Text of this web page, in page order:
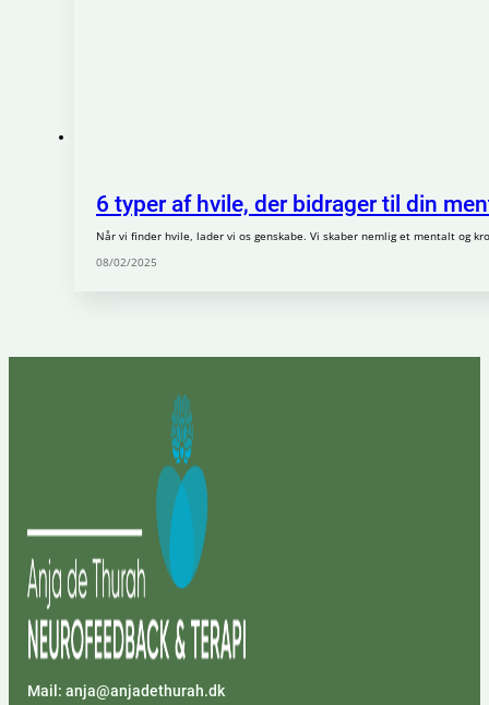
6 typer af hvile, der bidrager til din
Når vi finder hvile, lader vi os genskabe. Vi skaber nemlig et mentalt og
08/02/2025
Mail: anja@anjadethurah.dk